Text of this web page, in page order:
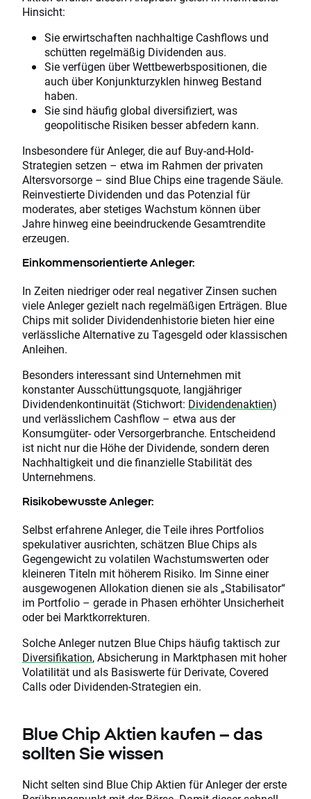
Hinsicht:
Sie erwirtschaften nachhaltige Cashflows und
schütten regelmäßig Dividenden aus.
Sie verfügen über Wettbewerbspositionen, die
auch über Konjunkturzyklen hinweg Bestand
haben.
Sie sind häufig global diversifiziert, was
geopolitische Risiken besser abfedern kann.
Insbesondere für Anleger, die auf Buy-and-Hold-
Strategien setzen – etwa im Rahmen der privaten
Altersvorsorge – sind Blue Chips eine tragende Säule.
Reinvestierte Dividenden und das Potenzial für
moderates, aber stetiges Wachstum können über
Jahre hinweg eine beeindruckende Gesamtrendite
erzeugen.
Einkommensorientierte Anleger:
In Zeiten niedriger oder real negativer Zinsen suchen
viele Anleger gezielt nach regelmäßigen Erträgen. Blue
Chips mit solider Dividendenhistorie bieten hier eine
verlässliche Alternative zu Tagesgeld oder klassischen
Anleihen.
Besonders interessant sind Unternehmen mit
konstanter Ausschüttungsquote, langjähriger
Dividendenkontinuität (Stichwort: Dividendenaktien)
und verlässlichem Cashflow – etwa aus der
Konsumgüter- oder Versorgerbranche. Entscheidend
ist nicht nur die Höhe der Dividende, sondern deren
Nachhaltigkeit und die finanzielle Stabilität des
Unternehmens.
Risikobewusste Anleger:
Selbst erfahrene Anleger, die Teile ihres Portfolios
spekulativer ausrichten, schätzen Blue Chips als
Gegengewicht zu volatilen Wachstumswerten oder
kleineren Titeln mit höherem Risiko. Im Sinne einer
ausgewogenen Allokation dienen sie als „Stabilisator“
im Portfolio – gerade in Phasen erhöhter Unsicherheit
oder bei Marktkorrekturen.
Solche Anleger nutzen Blue Chips häufig taktisch zur
Diversifikation, Absicherung in Marktphasen mit hoher
Volatilität und als Basiswerte für Derivate, Covered
Calls oder Dividenden-Strategien ein.
Blue Chip Aktien kaufen – das
sollten Sie wissen
Nicht selten sind Blue Chip Aktien für Anleger der erste